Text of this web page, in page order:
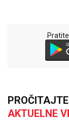
AKTUELNE